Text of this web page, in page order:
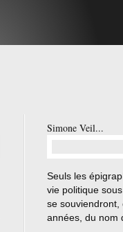
Simone Veil...
Seuls les
vie politique
se souviendront,
années, du nom